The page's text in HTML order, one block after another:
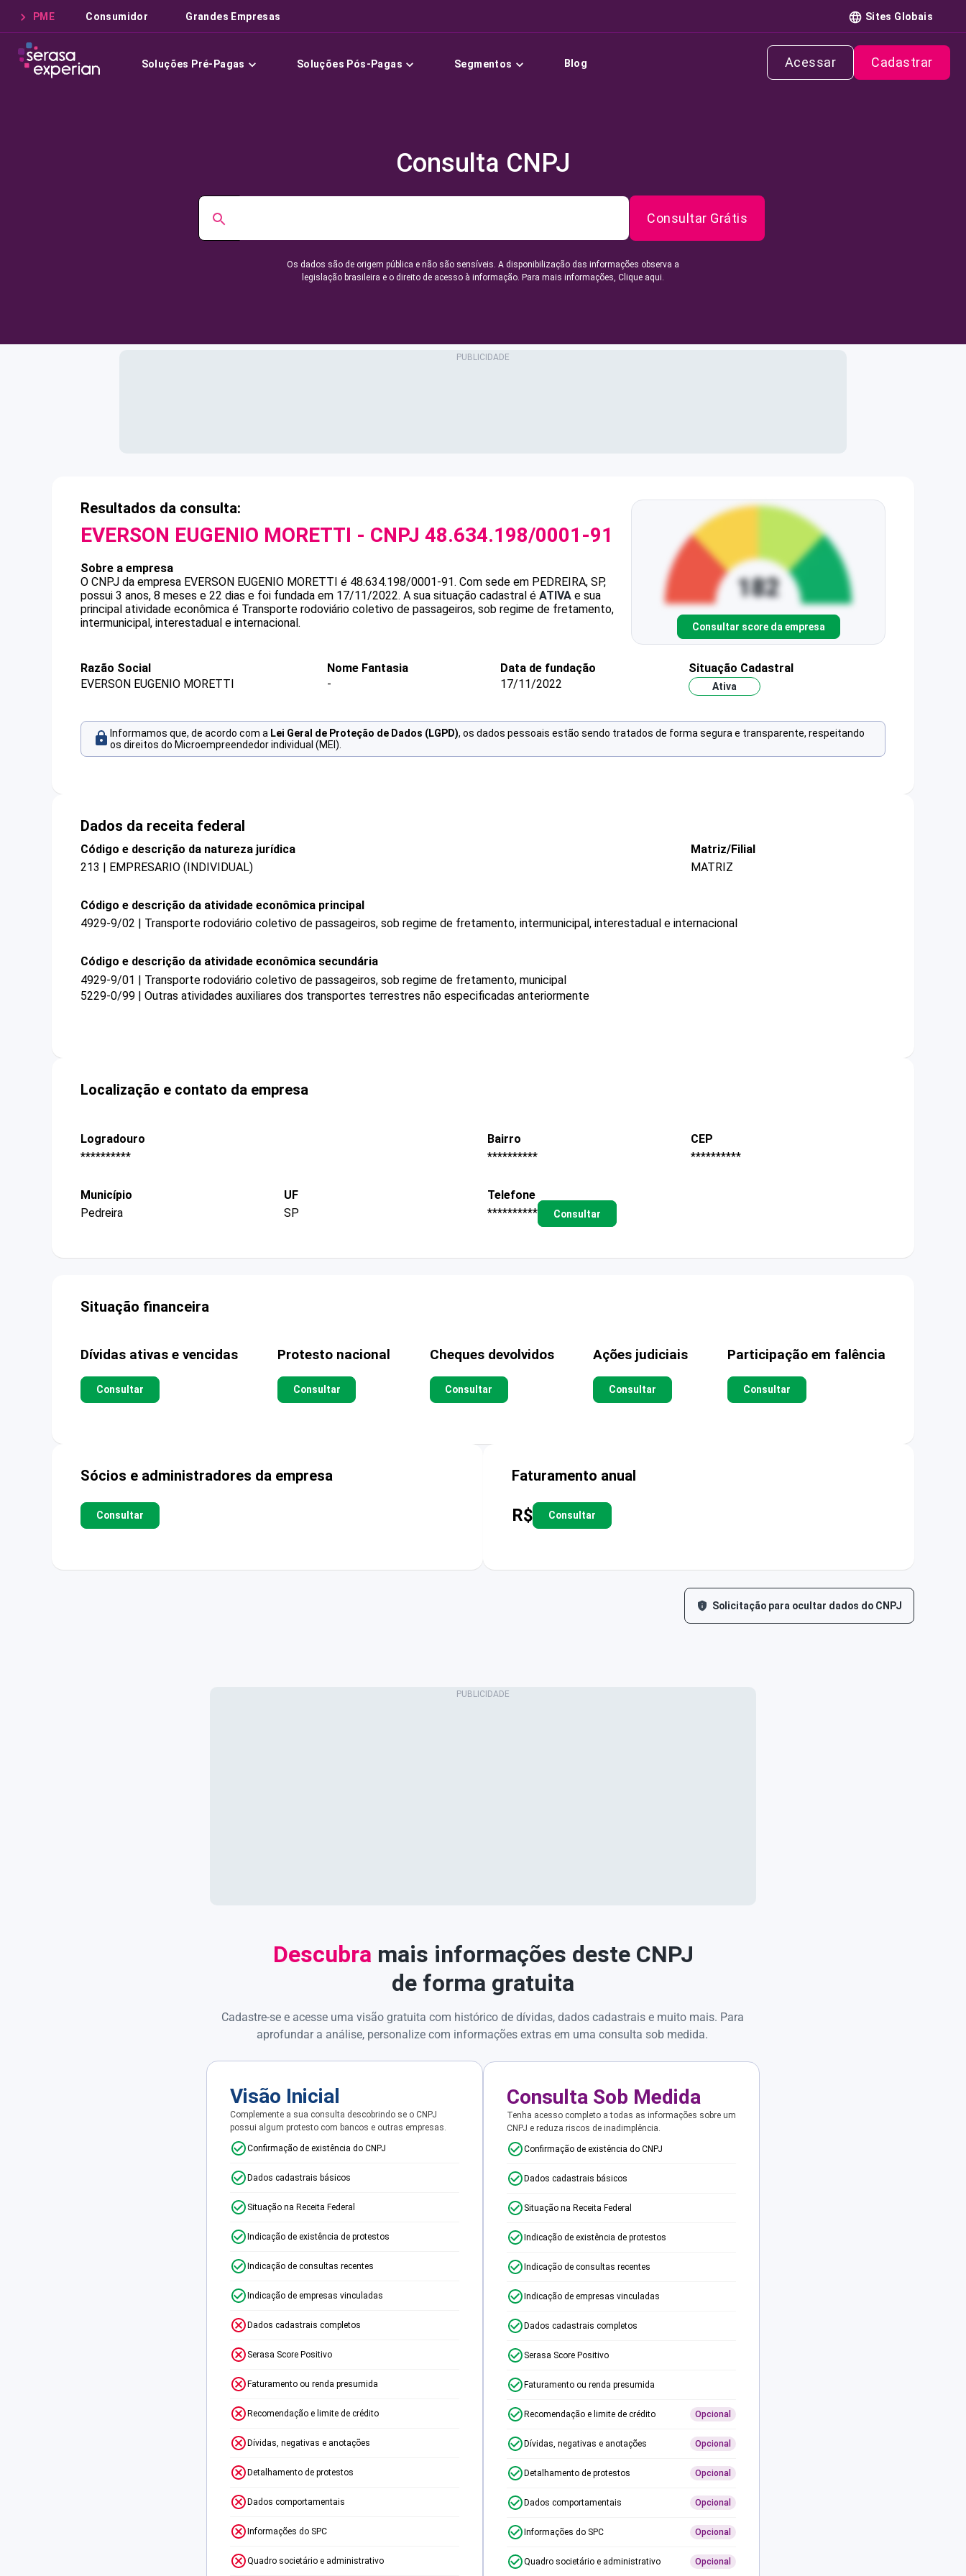
PME Consumidor Grandes Empresas Sites Globais
Soluções Pré-Pagas Soluções Pós-Pagas Segmentos Blog Acessar Cadastrar
Consulta CNPJ
Consultar Grátis
Os dados são de origem pública e não são sensíveis. A disponibilização das informações observa a
legislação brasileira e o direito de acesso à informação. Para mais informações, Clique aqui.
Resultados da consulta:
EVERSON EUGENIO MORETTI - CNPJ 48.634.198/0001-91
Sobre a empresa
O CNPJ da empresa EVERSON EUGENIO MORETTI é 48.634.198/0001-91. Com sede em PEDREIRA, SP,
possui 3 anos, 8 meses e 22 dias e foi fundada em 17/11/2022. A sua situação cadastral é ATIVA e sua
principal atividade econômica é Transporte rodoviário coletivo de passageiros, sob regime de fretamento,
intermunicipal, interestadual e internacional.
Consultar score da empresa
Razão Social
EVERSON EUGENIO MORETTI
Nome Fantasia
-
Data de fundação
17/11/2022
Situação Cadastral
Ativa
Informamos que, de acordo com a Lei Geral de Proteção de Dados (LGPD), os dados pessoais estão sendo tratados de forma segura e transparente, respeitando
os direitos do Microempreendedor individual (MEI).
Dados da receita federal
Código e descrição da natureza jurídica
213 | EMPRESARIO (INDIVIDUAL)
Matriz/Filial
MATRIZ
Código e descrição da atividade econômica principal
4929-9/02 | Transporte rodoviário coletivo de passageiros, sob regime de fretamento, intermunicipal, interestadual e internacional
Código e descrição da atividade econômica secundária
4929-9/01 | Transporte rodoviário coletivo de passageiros, sob regime de fretamento, municipal
5229-0/99 | Outras atividades auxiliares dos transportes terrestres não especificadas anteriormente
Localização e contato da empresa
Logradouro
**********
Bairro
**********
CEP
**********
Município
Pedreira
UF
SP
Telefone
**********
Consultar
Situação financeira
Dívidas ativas e vencidas
Consultar
Protesto nacional
Consultar
Cheques devolvidos
Consultar
Ações judiciais
Consultar
Participação em falência
Consultar
Sócios e administradores da empresa
Consultar
Faturamento anual
R$ Consultar
Solicitação para ocultar dados do CNPJ
Descubra mais informações deste CNPJ
de forma gratuita
Cadastre-se e acesse uma visão gratuita com histórico de dívidas, dados cadastrais e muito mais. Para
aprofundar a análise, personalize com informações extras em uma consulta sob medida.
Visão Inicial
Complemente a sua consulta descobrindo se o CNPJ
possui algum protesto com bancos e outras empresas.
Confirmação de existência do CNPJ
Dados cadastrais básicos
Situação na Receita Federal
Indicação de existência de protestos
Indicação de consultas recentes
Indicação de empresas vinculadas
Dados cadastrais completos
Serasa Score Positivo
Faturamento ou renda presumida
Recomendação e limite de crédito
Dívidas, negativas e anotações
Detalhamento de protestos
Dados comportamentais
Informações do SPC
Quadro societário e administrativo
Consulta Sob Medida
Tenha acesso completo a todas as informações sobre um
CNPJ e reduza riscos de inadimplência.
Confirmação de existência do CNPJ
Dados cadastrais básicos
Situação na Receita Federal
Indicação de existência de protestos
Indicação de consultas recentes
Indicação de empresas vinculadas
Dados cadastrais completos
Serasa Score Positivo
Faturamento ou renda presumida
Recomendação e limite de crédito Opcional
Dívidas, negativas e anotações Opcional
Detalhamento de protestos Opcional
Dados comportamentais Opcional
Informações do SPC Opcional
Quadro societário e administrativo Opcional